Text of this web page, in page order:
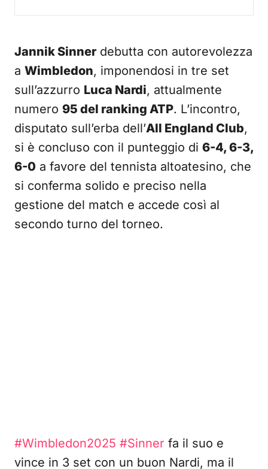
Jannik Sinner debutta con autorevolezza
a Wimbledon, imponendosi in tre set
sull’azzurro Luca Nardi, attualmente
numero 95 del ranking ATP. L’incontro,
disputato sull’erba dell’All England Club,
si è concluso con il punteggio di 6-4, 6-3,
6-0 a favore del tennista altoatesino, che
si conferma solido e preciso nella
gestione del match e accede così al
secondo turno del torneo.
#Wimbledon2025 #Sinner fa il suo e
vince in 3 set con un buon Nardi, ma il